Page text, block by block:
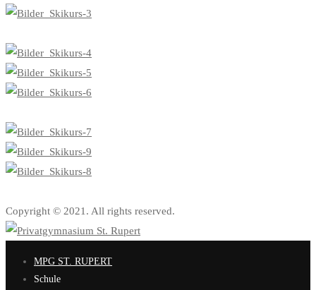
Copyright © 2021. All rights reserved.
MPG ST. RUPERT
Schule